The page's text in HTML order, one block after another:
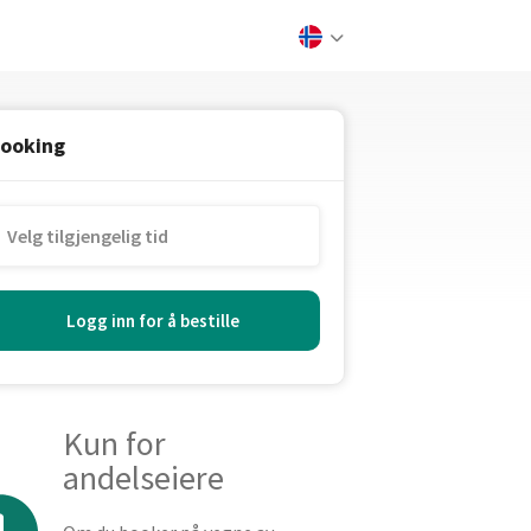
Logg inn for å bestille
Kun for
andelseiere